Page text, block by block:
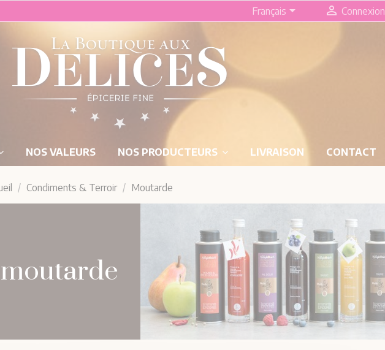
Français  Connexion
NOS VALEURS NOS PRODUCTEURS LIVRAISON CONTACT
Condiments & Terroir Moutarde
moutarde